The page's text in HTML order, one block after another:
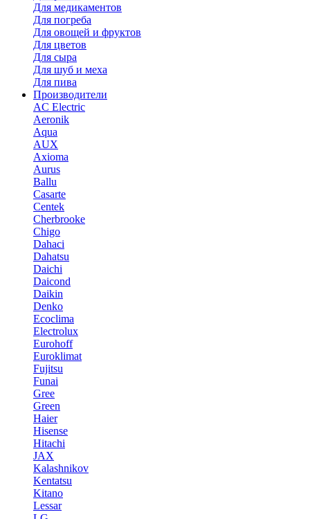
Для медикаментов
Для погреба
Для овощей и фруктов
Для цветов
Для сыра
Для шуб и меха
Для пива
Производители
AC Electric
Aeronik
Aqua
AUX
Axioma
Aurus
Ballu
Casarte
Centek
Cherbrooke
Chigo
Dahaci
Dahatsu
Daichi
Daicond
Daikin
Denko
Ecoclima
Electrolux
Eurohoff
Euroklimat
Fujitsu
Funai
Gree
Green
Haier
Hisense
Hitachi
JAX
Kalashnikov
Kentatsu
Kitano
Lessar